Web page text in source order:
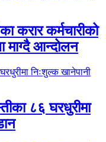
करार कर्मचारीको
माग्दै आन्दोलन
८६ घरधुरीमा